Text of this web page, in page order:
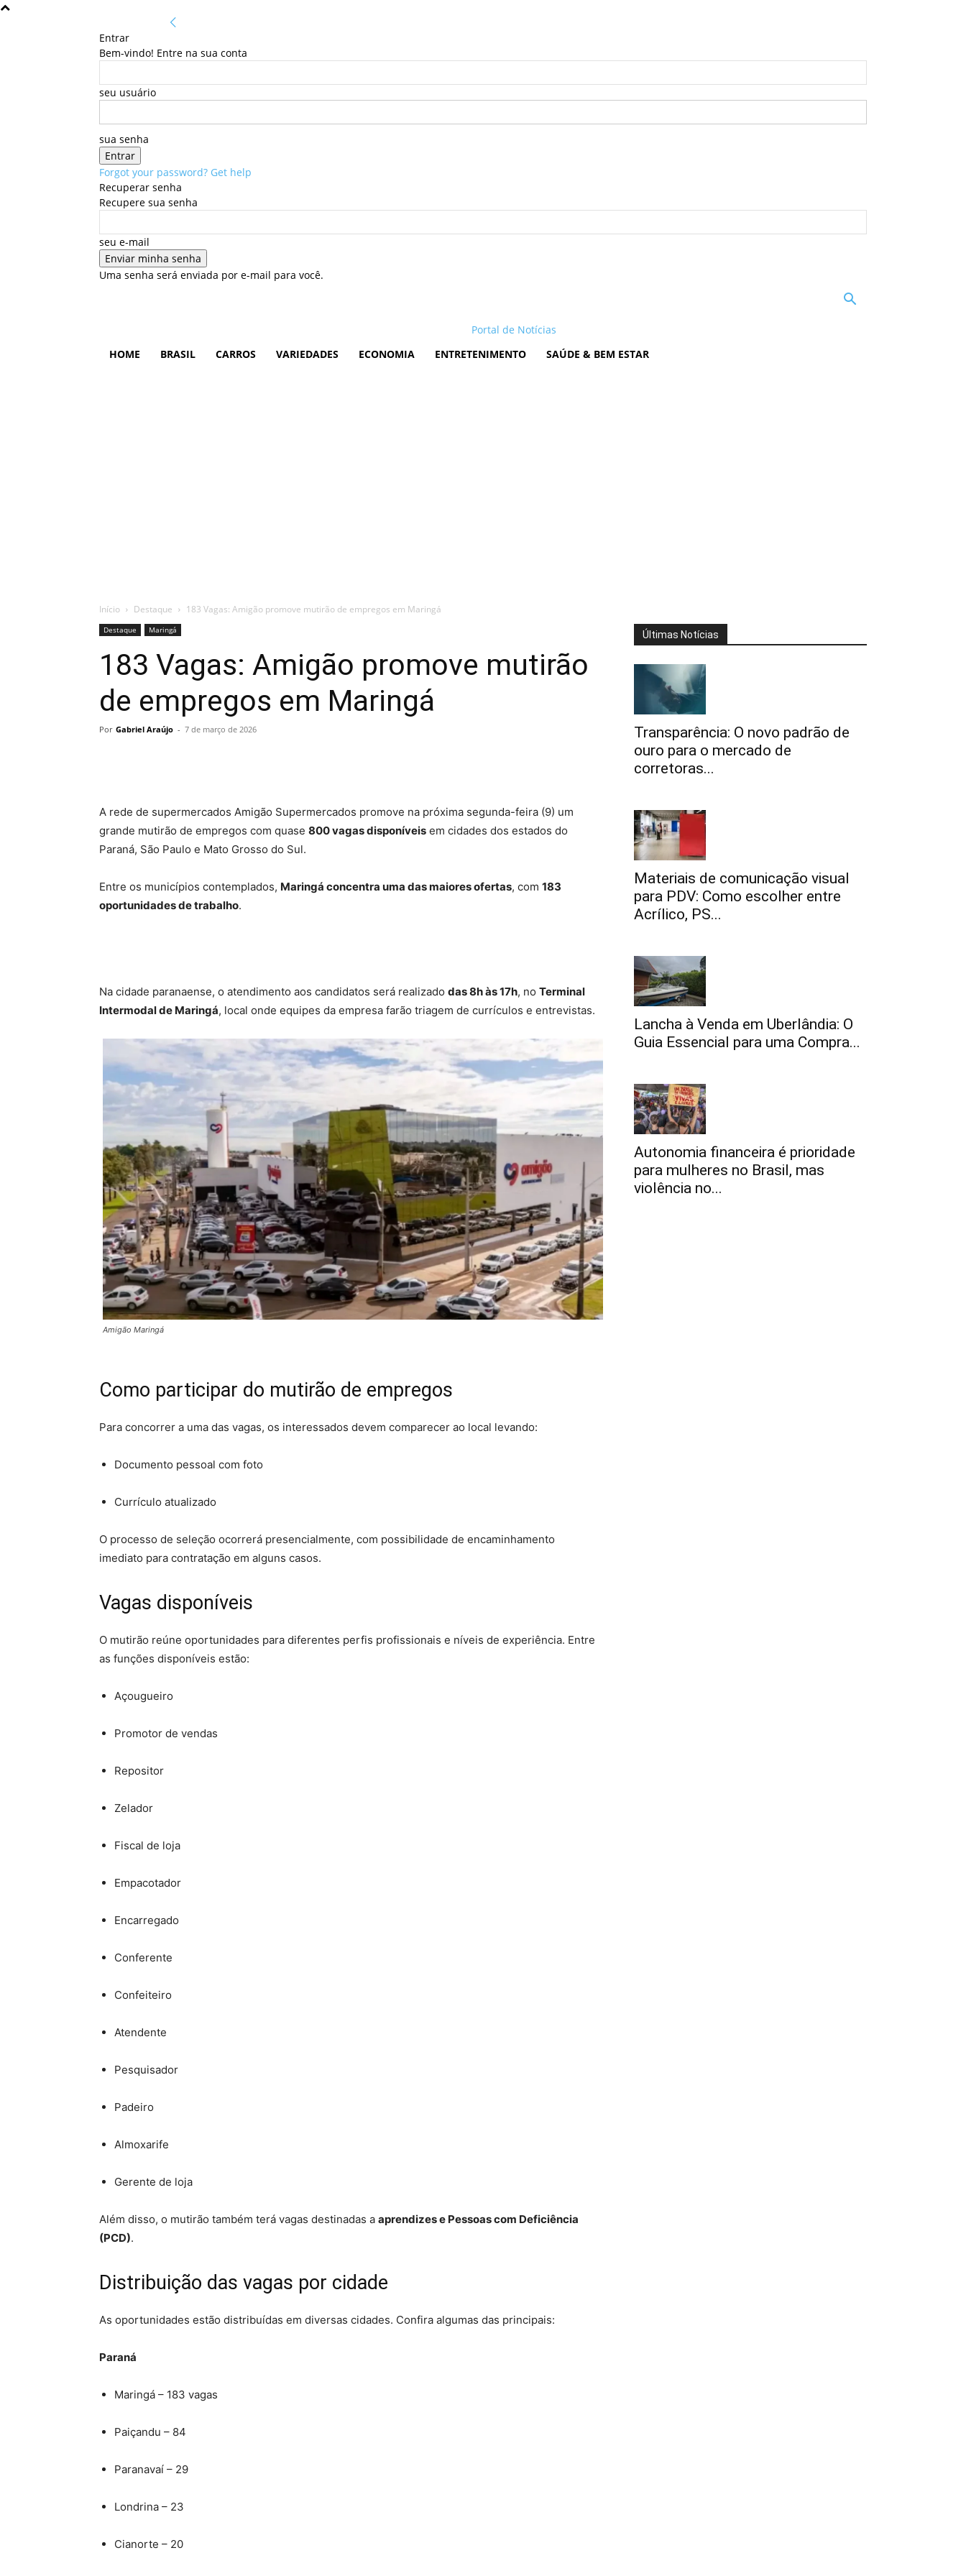
Entrar
Bem-vindo! Entre na sua conta
seu usuário
sua senha
Forgot your password? Get help
Recuperar senha
Recupere sua senha
seu e-mail
Uma senha será enviada por e-mail para você.
Portal de Notícias
HOME
BRASIL CARROS VARIEDADES ECONOMIA ENTRETENIMENTO SAÚDE & BEM ESTAR
Início Destaque 183 Vagas: Amigão promove mutirão de empregos em Maringá
Destaque Maringá
183 Vagas: Amigão promove mutirão
de empregos em Maringá
Por Gabriel Araújo - 7 de março de 2026
A rede de supermercados Amigão Supermercados promove na próxima segunda-feira (9) um
grande mutirão de empregos com quase 800 vagas disponíveis em cidades dos estados do
Paraná, São Paulo e Mato Grosso do Sul.
Entre os municípios contemplados, Maringá concentra uma das maiores ofertas, com 183
oportunidades de trabalho.
Na cidade paranaense, o atendimento aos candidatos será realizado das 8h às 17h, no Terminal
Intermodal de Maringá, local onde equipes da empresa farão triagem de currículos e entrevistas.
Amigão Maringá
Como participar do mutirão de empregos
Para concorrer a uma das vagas, os interessados devem comparecer ao local levando:
Documento pessoal com foto
Currículo atualizado
O processo de seleção ocorrerá presencialmente, com possibilidade de encaminhamento
imediato para contratação em alguns casos.
Vagas disponíveis
O mutirão reúne oportunidades para diferentes perfis profissionais e níveis de experiência. Entre
as funções disponíveis estão:
Açougueiro
Promotor de vendas
Repositor
Zelador
Fiscal de loja
Empacotador
Encarregado
Conferente
Confeiteiro
Atendente
Pesquisador
Padeiro
Almoxarife
Gerente de loja
Além disso, o mutirão também terá vagas destinadas a aprendizes e Pessoas com Deficiência
(PCD).
Distribuição das vagas por cidade
As oportunidades estão distribuídas em diversas cidades. Confira algumas das principais:
Paraná
Maringá – 183 vagas
Paiçandu – 84
Paranavaí – 29
Londrina – 23
Cianorte – 20
Últimas Notícias
Transparência: O novo padrão de
ouro para o mercado de
corretoras...
Materiais de comunicação visual
para PDV: Como escolher entre
Acrílico, PS...
Lancha à Venda em Uberlândia: O
Guia Essencial para uma Compra...
Autonomia financeira é prioridade
para mulheres no Brasil, mas
violência no...